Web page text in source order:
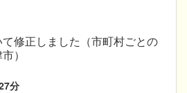
修正しました（市町村ごとの
）
分